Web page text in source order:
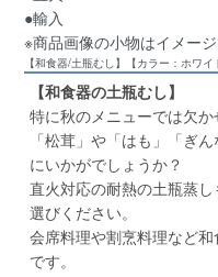
●輸入
※商品画像の小物はイメー
【和食器/土瓶むし】【カラー：ホワイ
【和食器の土瓶むし】
特に秋のメニューでは欠か
「松茸」や「はも」「ぎ
にいかがでしょうか？
直火対応の耐熱の土瓶蒸
選びください。
会席料理や割烹料理など
です。